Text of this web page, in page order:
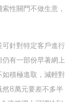
性關門不做生意，
針對特定客戶進行
有一部份早著網上
積極進取，減輕對
然8萬元要差不多半